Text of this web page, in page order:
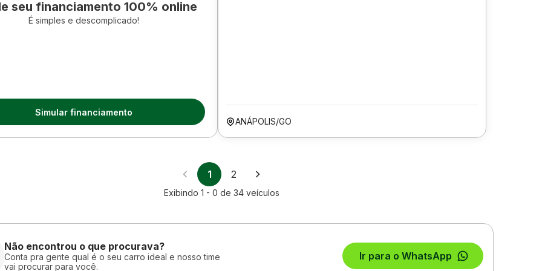
seu financiamento 100% online
É simples e descomplicado!
Simular financiamento
ANÁPOLIS/GO
1 2
Exibindo 1 - 0 de 34 veículos
Não encontrou o que procurava?
Conta pra gente qual é o seu carro ideal e nosso time
vai procurar para você.
Ir para o WhatsApp